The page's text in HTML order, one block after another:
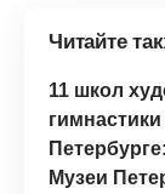
Читайте
11 школ
Музеи